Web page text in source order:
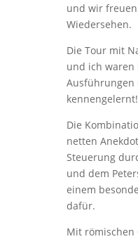
und wir
Wiedersehen.
Die Tour mit
und ich waren
Ausführungen
kennengelernt!
Die
netten
Steuerung
und dem
einem
dafür.
Mit römischen